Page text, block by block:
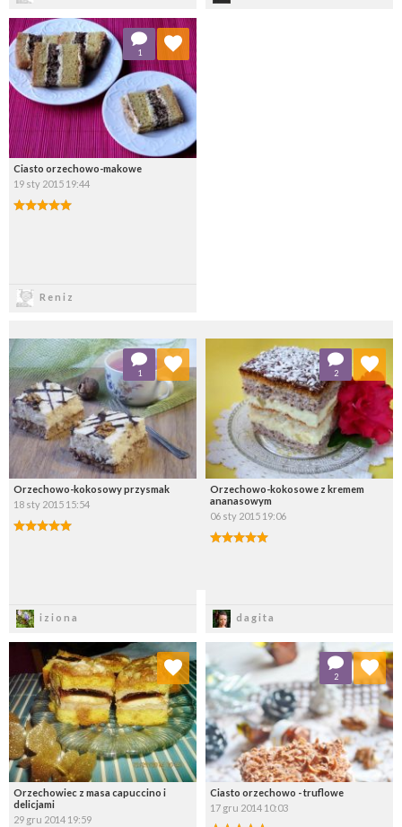
Ciasto orzechowo-makowe
19 sty 2015 19:44
Reniz
1
Dodaj do ulubionych
Wybierz listę:
Orzechowo-kokosowy przysmak
18 sty 2015 15:54
iziona
1
Dodaj do ulubionych
Wybierz listę:
Orzechowo-kokosowe z kremem
ananasowym
06 sty 2015 19:06
dagita
2
Dodaj do ulubionych
Wybierz listę:
Orzechowiec z masa capuccino i
delicjami
29 gru 2014 19:59
Dodaj do ulubionych
Wybierz listę:
Ciasto orzechowo - truflowe
17 gru 2014 10:03
2
Dodaj do ulubionych
Wybierz listę: